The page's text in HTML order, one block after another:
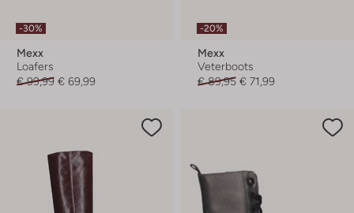
-30%
Mexx
Loafers
€ 99,99 € 69,99
-20%
Mexx
Veterboots
€ 89,95 € 71,99